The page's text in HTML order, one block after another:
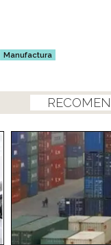
Manufactura